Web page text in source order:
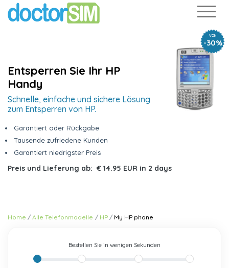
VON
-30%
Entsperren Sie Ihr HP
Handy
Schnelle, einfache und sichere Lösung
zum Entsperren von HP.
Garantiert oder Rückgabe
Tausende zufriedene Kunden
Garantiert niedrigster Preis
Preis und Lieferung ab: € 14.95 EUR in 2 days
Home Alle Telefonmodelle HP My HP phone
Bestellen Sie in wenigen Sekunden